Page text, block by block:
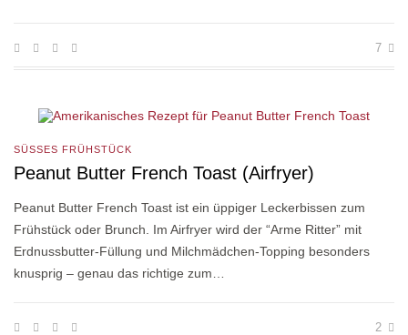
7
SÜSSES FRÜHSTÜCK
Peanut Butter French Toast (Airfryer)
Peanut Butter French Toast ist ein üppiger Leckerbissen zum
Frühstück oder Brunch. Im Airfryer wird der “Arme Ritter” mit
Erdnussbutter-Füllung und Milchmädchen-Topping besonders
knusprig – genau das richtige zum…
2